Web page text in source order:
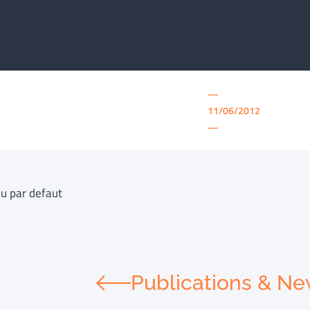
—
11/06/2012
—
par defaut
Publications &